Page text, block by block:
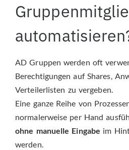
AD Gruppen werden oft
Berechtigungen auf Shares,
Verteilerlisten zu vergeben.
Eine ganze Reihe von
normalerweise per Hand
ohne manuelle Eingabe im
werden.